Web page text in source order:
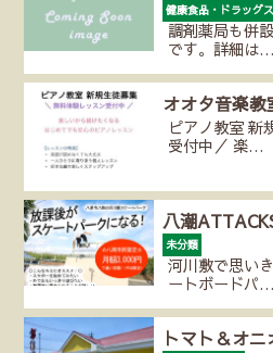
健康食品・ドラッグ
調剤薬局も併
です。詳細は…
オオタ音楽
ピアノ教室 新
受付中／ 楽…
八潮
未分類
河川敷で思い
ートボードパ…
トマト＆オ